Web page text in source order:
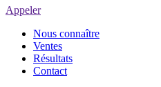
Appeler
Nous connaître
Ventes
Résultats
Contact